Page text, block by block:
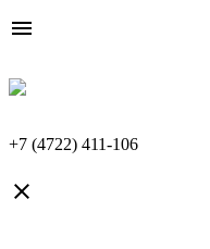

+7 (4722) 411-106
